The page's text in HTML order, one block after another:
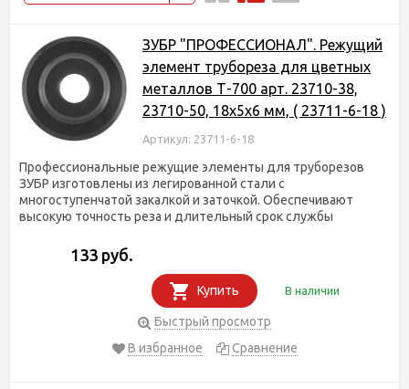
ЗУБР "ПРОФЕССИОНАЛ". Режущий
элемент трубореза для цветных
металлов Т-700 арт. 23710-38,
23710-50, 18х5х6 мм, ( 23711-6-18 )
Артикул: 23711-6-18
Профессиональные режущие элементы для труборезов
ЗУБР изготовлены из легированной стали с
многоступенчатой закалкой и заточкой. Обеспечивают
высокую точность реза и длительный срок службы
133 руб.
Купить В наличии
Быстрый просмотр
В избранное
Сравнение